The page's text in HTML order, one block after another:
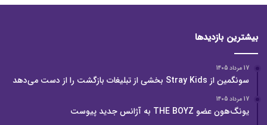
بیشترین بازدیدها
17 مرداد 1405
سونگمین از Stray Kids بخشی از تبلیغات بازگشت را از دست می‌دهد
17 مرداد 1405
یونگ‌هون عضو THE BOYZ به آژانس جدید پیوست